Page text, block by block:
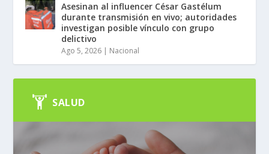
Asesinan al influencer César Gastélum
durante transmisión en vivo; autoridades
investigan posible vínculo con grupo
delictivo
Ago 5, 2026 | Nacional
SALUD